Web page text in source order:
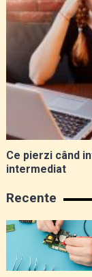
Ce pierzi când
intermediat
Recente